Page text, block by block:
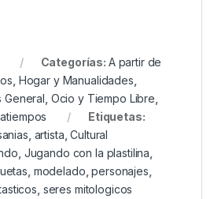
Categorías: A partir de
Hogar y Manualidades
General Ocio y Tiempo Libre
Etiquetas:
artista ,Cultural
Jugando con la plastilina
modelado ,personajes
seres mitologicos